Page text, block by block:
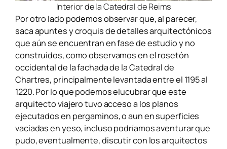
Interior de la Catedral de Reims
Por otro lado podemos observar que, al parecer,
saca apuntes y croquis de detalles arquitectónicos
que aún se encuentran en fase de estudio y no
construidos, como observamos en el rosetón
occidental de la fachada de la Catedral de
Chartres, principalmente levantada entre el 1195 al
1220. Por lo que podemos elucubrarque este
arquitecto viajero tuvo acceso a los planos
ejecutados en pergaminos, o aun en superficies
vaciadas en yeso, incluso podríamos aventurar que
pudo, eventualmente, discutir con los arquitectos